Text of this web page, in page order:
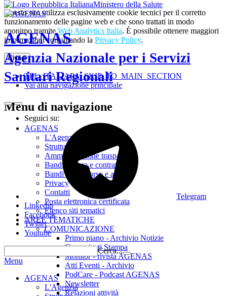
Questo sito utilizza esclusivamente cookie tecnici per il corretto
funzionamento delle pagine web e che sono trattati in modo
anonimo tramite Web Analytics Italia. È possibile ottenere maggiori
informazioni consultando la Privacy Policy.
Chiudi
TPL_ITALIAPA_SKIP_TO_MAIN_SECTION
Vai alla navigazione principale
Ministero della Salute
AGENAS
Agenzia Nazionale per i Servizi
Sanitari Regionali
Seguici su:
Telegram
Linkedin
Facebook
Twitter
Youtube
Cerca...
Menu
AGENAS
L'Agenzia
Menu di navigazione
AGENAS
L'Agenzia
Struttura
Amministrazione trasparente
Bandi di gara e contratti
Bandi di concorso e avvisi
Privacy
Contatti
Posta elettronica certificata
Elenco siti tematici
AREE TEMATICHE
COMUNICAZIONE
Primo piano - Archivio Notizie
Comunicati Stampa
Monitor - rivista AGENAS
Atti Eventi - Archivio
PodCare - Podcast AGENAS
Newsletter
Relazioni attività